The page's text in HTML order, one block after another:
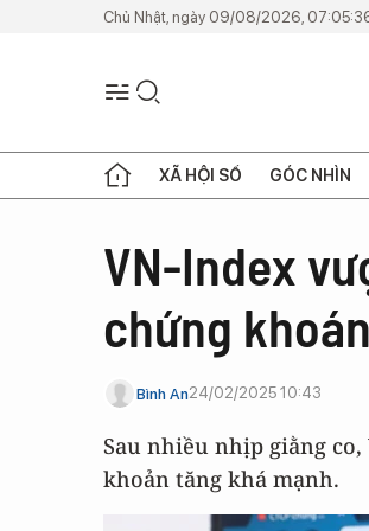
Chủ Nhật, ngày 09/08/2026,
XÃ HỘI SỐ GÓC NHÌN
VN-Index
chứng
Bình An24/02/2025 10:43
Sau nhiều nhịp giằng
khoản tăng khá mạnh.